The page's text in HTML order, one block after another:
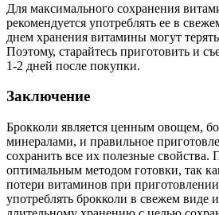
Для максимального сохранения
рекомендуется употреблять ее в
днем хранения витамины могут
Поэтому, старайтесь приготовить и
1-2 дней после покупки.
Заключение
Брокколи является ценным овощем,
минералами, и правильное
сохранить все их полезные свойства.
оптимальным методом готовки, так
потери витаминов при
употреблять брокколи в свежем виде